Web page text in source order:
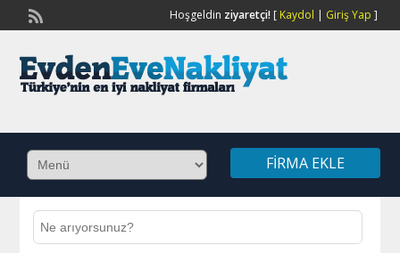
Hoşgeldin ziyaretçi![ Kaydol | Giriş Yap ]
FIRMA EKLE